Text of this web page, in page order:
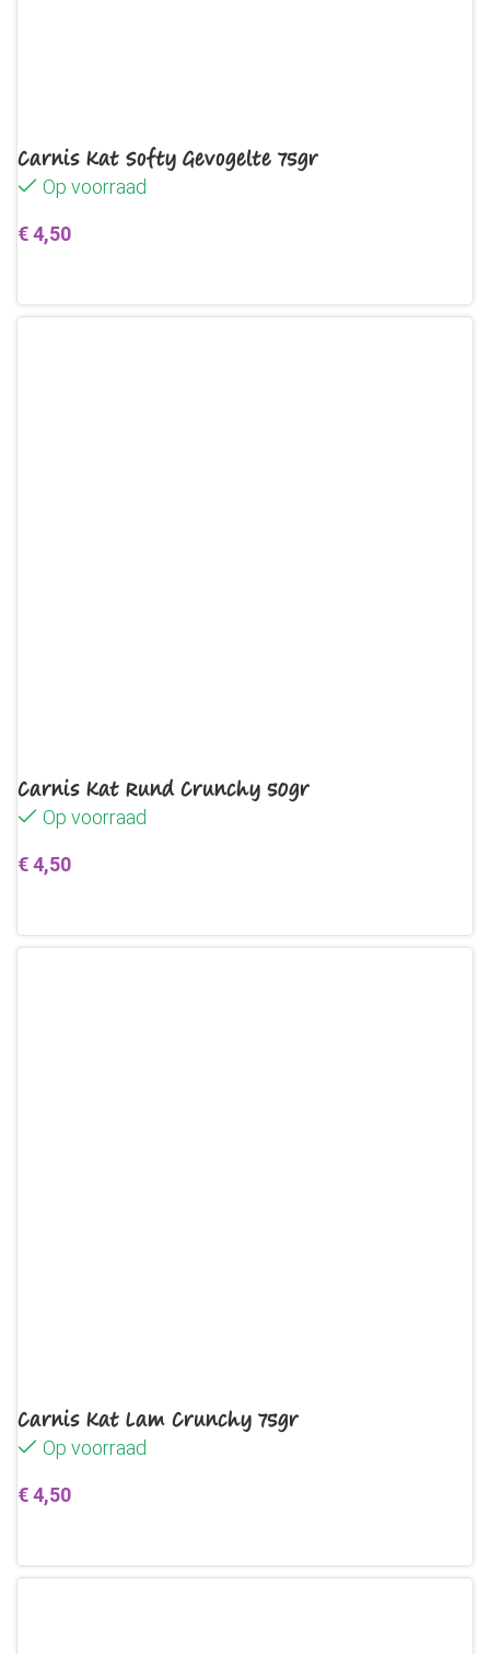
Carnis Kat Softy Gevogelte 75gr
Op voorraad
€4,50
Carnis Kat Rund Crunchy 50gr
Op voorraad
€4,50
Carnis Kat Lam Crunchy 75gr
Op voorraad
€4,50